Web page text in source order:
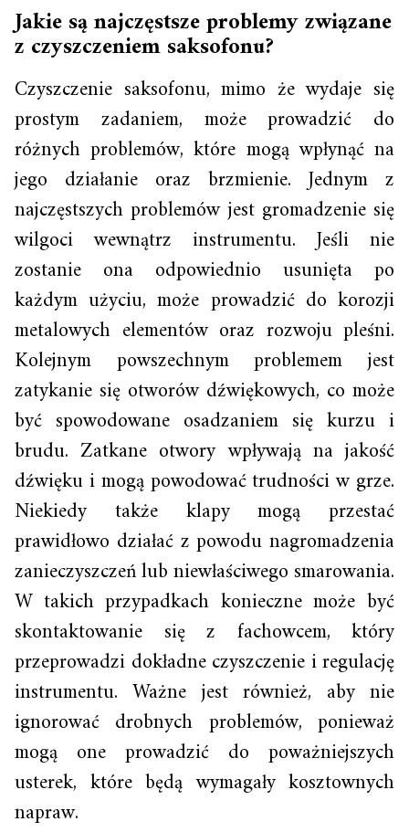
Jakie są najczęstsze problemy związane
z czyszczeniem saksofonu?
Czyszczenie saksofonu, mimo że wydaje się
prostym zadaniem, może prowadzić do
różnych problemów, które mogą wpłynąć na
jego działanie oraz brzmienie. Jednym z
najczęstszych problemów jest gromadzenie się
wilgoci wewnątrz instrumentu. Jeśli nie
zostanie ona odpowiednio usunięta po
każdym użyciu, może prowadzić do korozji
metalowych elementów oraz rozwoju pleśni.
Kolejnym powszechnym problemem jest
zatykanie się otworów dźwiękowych, co może
być spowodowane osadzaniem się kurzu i
brudu. Zatkane otwory wpływają na jakość
dźwięku i mogą powodować trudności w grze.
Niekiedy także klapy mogą przestać
prawidłowo działać z powodu nagromadzenia
zanieczyszczeń lub niewłaściwego smarowania.
W takich przypadkach konieczne może być
skontaktowanie się z fachowcem, który
przeprowadzi dokładne czyszczenie i regulację
instrumentu. Ważne jest również, aby nie
ignorować drobnych problemów, ponieważ
mogą one prowadzić do poważniejszych
usterek, które będą wymagały kosztownych
napraw.